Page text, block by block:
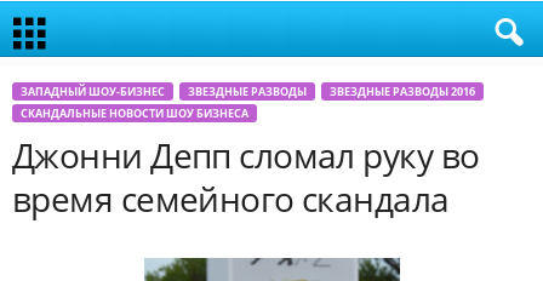
ЗАПАДНЫЙ ШОУ-БИЗНЕС ЗВЕЗДНЫЕ РАЗВОДЫ
ЗВЕЗДНЫЕ РАЗВОДЫ 2016
СКАНДАЛЬНЫЕ НОВОСТИ ШОУ БИЗНЕСА
Джонни Депп сломал руку во
время семейного скандала